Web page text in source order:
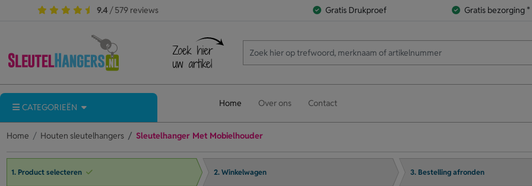
9.4 / 579 reviews Gratis Drukproef Gratis bezorging *
CATEGORIEËN Home Over ons Contact
Home Houten sleutelhangers Sleutelhanger Met Mobielhouder
1. Product selecteren 2. Winkelwagen 3. Bestelling afronden